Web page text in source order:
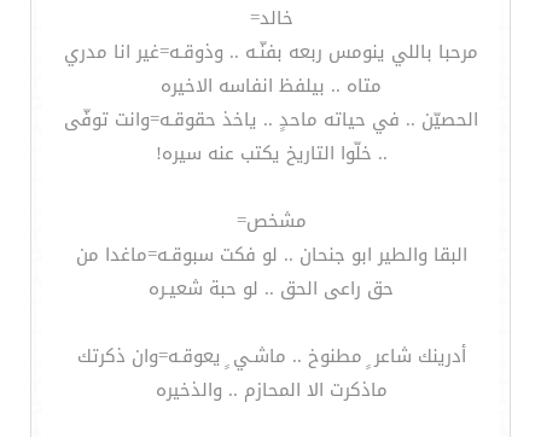
خالد=
مرحبا باللي ينومس ربعه بفنّـه .. وذوقـه=غير انا مدري
متاه .. بيلفظ انفاسه الاخيره
الحصيّن .. في حياته ماحدٍ .. ياخذ حقوقـه=وانت توفّى
.. خلّوا التاريخ يكتب عنه سيره!
مشخص=
البقا والطير ابو جنحان .. لو فكت سبوقـه=ماغدا من
حق راعى الحق .. لو حبة شعيـره
أدرينك شاعر ٍ مطنوخ .. ماشـي ٍ يعوقـه=وان ذكرتك
ماذكرت الا المحازم .. والذخيره